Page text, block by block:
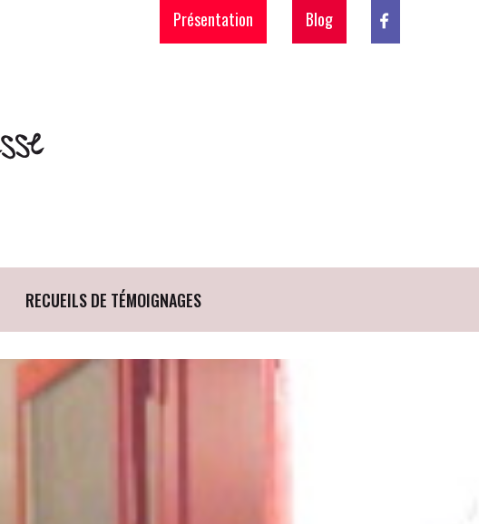
Présentation Blog
RECUEILS DE TÉMOIGNAGES